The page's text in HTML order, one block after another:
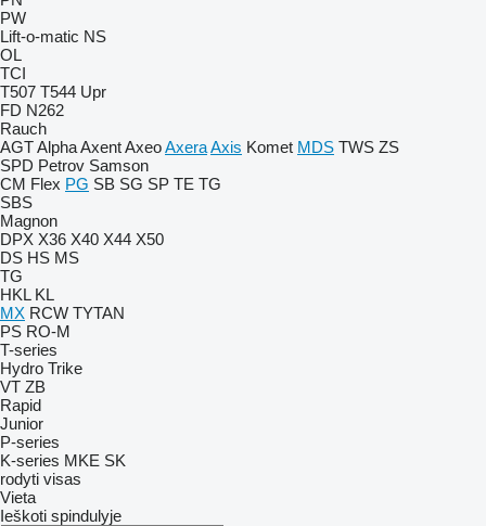
PW
Lift-o-matic NS
OL
TCI
T507 T544 Upr
FD N262
Rauch
AGTAlphaAxentAxeoAxeraAxis Komet MDS TWS ZS
SPD Petrov Samson
CM Flex PG SB SG SP TE TG
SBS
Magnon
DPX X36 X40 X44 X50
DS HS MS
TG
HKL KL
MX RCW TYTAN
PS RO-M
T-series
Hydro Trike
VT ZB
Rapid
Junior
P-series
K-series MKE SK
rodyti visas
Vieta
Ieškoti spindulyje